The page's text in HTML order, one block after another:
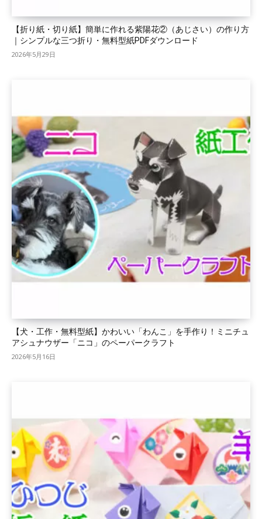
【折り紙・切り紙】簡単に作れる紫陽花②（あじさい）の作り方
｜シンプルな三つ折り・無料型紙PDFダウンロード
2026年5月29日
【犬・工作・無料型紙】かわいい「わんこ」を手作り！ミニチュ
アシュナウザー「ニコ」のペーパークラフト
2026年5月16日